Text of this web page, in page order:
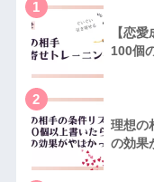
1
【恋
100個
2
理想の
の効果